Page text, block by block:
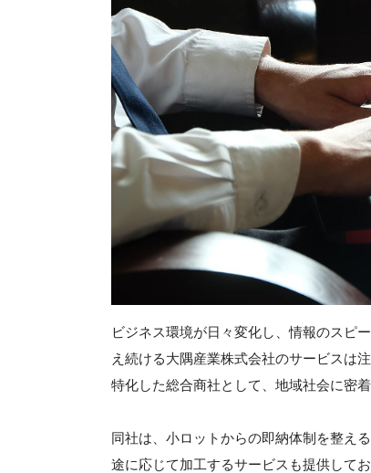
ビジネス環境が日々変化し、情報のスピ
え続ける大隅産業株式会社のサービスは
特化した総合商社として、地域社会に密
同社は、小ロットからの即納体制を整え
途に応じて加工するサービスも提供して